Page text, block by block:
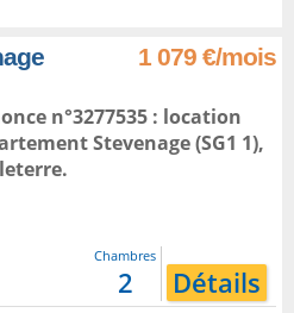
1 079 €/mois
n°3277535 : location
Stevenage(SG1 1),
.
Chambres
2 Détails